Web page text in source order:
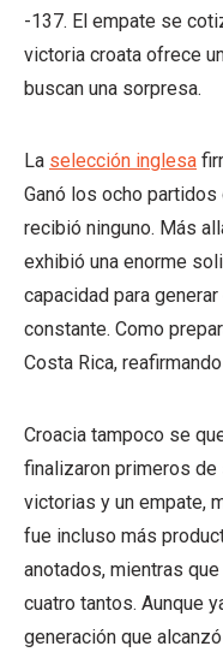
-137. El empate se
victoria croata ofrece
buscan una sorpresa.
La selección inglesa
Ganó los ocho
recibió ninguno. Más
exhibió una enorme
capacidad para
constante. Como
Costa Rica,
Croacia tampoco se
finalizaron primeros
victorias y un empate,
fue incluso más
anotados, mientras
cuatro tantos. Aunque
generación que